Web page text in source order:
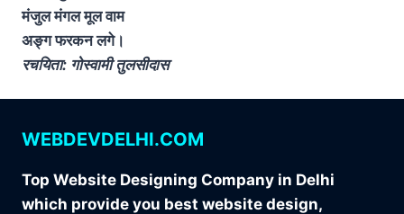
मंजुल मंगल मूल वाम
अङ्ग फरकन लगे।
रचयिता: गोस्वामी तुलसीदास
WEBDEVDELHI.COM
Top Website Designing Company in Delhi
which provide you best website design,